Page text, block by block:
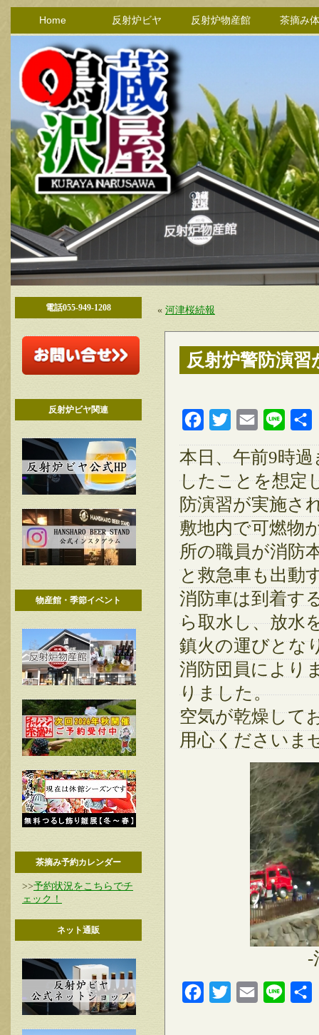
Home 反射炉ビヤ 反射炉物産館 茶摘み
電話055-949-1208
反射炉ビヤ関連
物産館・季節イベント
茶摘み予約カレンダー
>>予約状況をこちらでチ
ェック！
ネット通販
« 河津桜続報
反射炉警防演
FacebookTwitter Email Line
本日、午前9時
したことを想定
防演習が実施さ
敷地内で可燃物
所の職員が消防
と救急車も出動
消防車は到着す
ら取水し、放水
鎮火の運びとな
消防団員により
りました。
空気が乾燥して
用心くださいま
FacebookTwitter Email Line